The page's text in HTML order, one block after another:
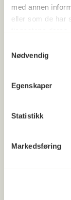
med annen
eller som de har
Nødvendig
Egenskaper
Statistikk
Markedsføring
Vestland 1992